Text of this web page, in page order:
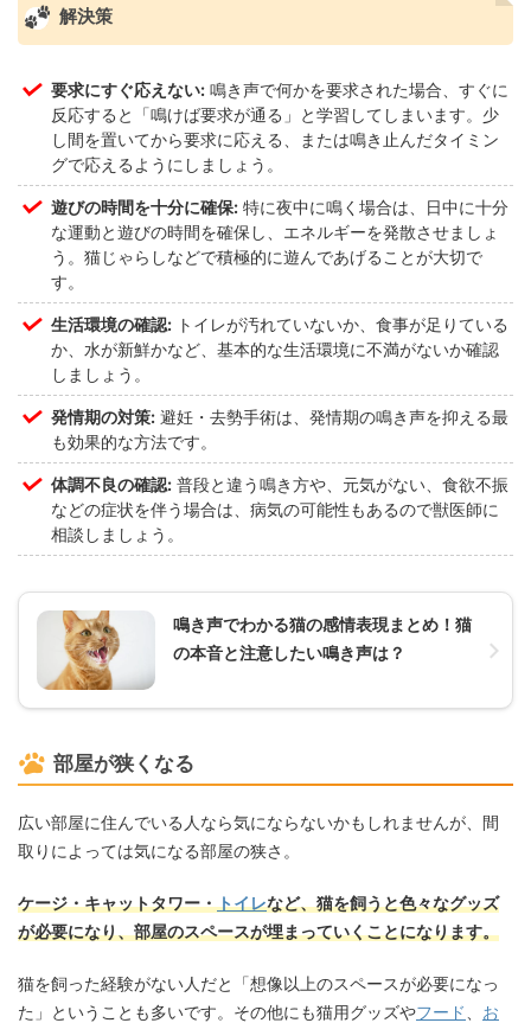
解決策
要求にすぐ応えない: 鳴き声で何かを要求された場合、すぐに
反応すると「鳴けば要求が通る」と学習してしまいます。少
し間を置いてから要求に応える、または鳴き止んだタイミン
グで応えるようにしましょう。
遊びの時間を十分に確保: 特に夜中に鳴く場合は、日中に十分
な運動と遊びの時間を確保し、エネルギーを発散させましょ
う。猫じゃらしなどで積極的に遊んであげることが大切で
す。
生活環境の確認: トイレが汚れていないか、食事が足りている
か、水が新鮮かなど、基本的な生活環境に不満がないか確認
しましょう。
発情期の対策: 避妊・去勢手術は、発情期の鳴き声を抑える最
も効果的な方法です。
体調不良の確認: 普段と違う鳴き方や、元気がない、食欲不振
などの症状を伴う場合は、病気の可能性もあるので獣医師に
相談しましょう。
鳴き声でわかる猫の感情表現まとめ！猫
の本音と注意したい鳴き声は？
部屋が狭くなる
広い部屋に住んでいる人なら気にならないかもしれませんが、間
取りによっては気になる部屋の狭さ。
ケージ・キャットタワー・トイレなど、猫を飼うと色々なグッズ
が必要になり、部屋のスペースが埋まっていくことになります。
猫を飼った経験がない人だと「想像以上のスペースが必要になっ
た」ということも多いです。その他にも猫用グッズやフード
お